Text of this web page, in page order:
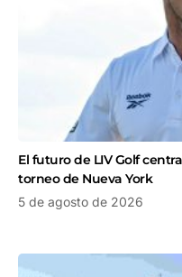
El futuro de LIV Golf
torneo de Nueva York
5 de agosto de 2026